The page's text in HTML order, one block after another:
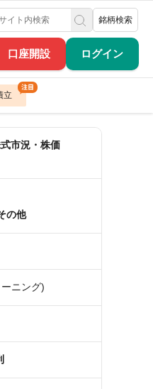
口座開設 ログイン
銘柄検索
立
市況・株価
の他
ニング)